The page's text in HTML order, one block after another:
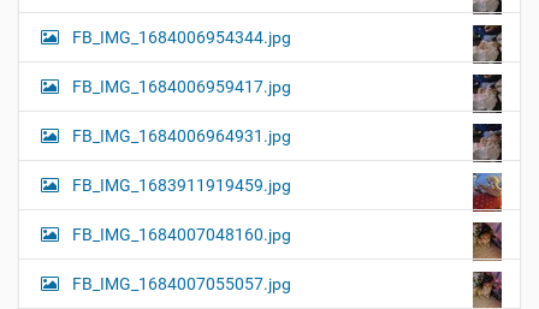
FB_IMG_1684006954344.jpg
FB_IMG_1684006959417.jpg
FB_IMG_1684006964931.jpg
FB_IMG_1683911919459.jpg
FB_IMG_1684007048160.jpg
FB_IMG_1684007055057.jpg